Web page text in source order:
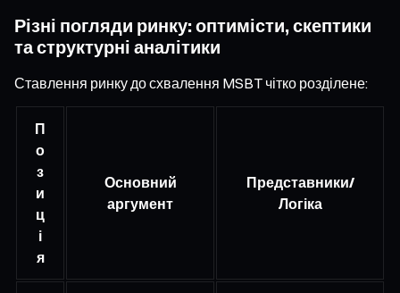
Різні погляди ринку: оптимісти, скептики
та структурні аналітики
Ставлення ринку до схвалення MSBT чітко розділене:
П
о
з
и
ц
і
я
Основний
аргумент
Представники/
Логіка